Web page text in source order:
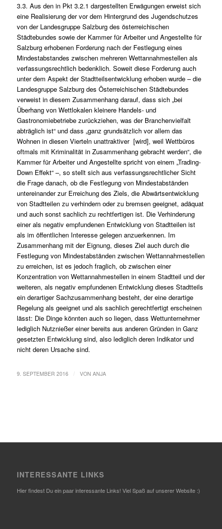
3.3. Aus den in Pkt 3.2.1 dargestellten Erwägungen erweist sich
eine Realisierung der vor dem Hintergrund des Jugendschutzes
von der Landesgruppe Salzburg des österreichischen
Städtebundes sowie der Kammer für Arbeiter und Angestellte für
Salzburg erhobenen Forderung nach der Festlegung eines
Mindestabstandes zwischen mehreren Wettannahmestellen als
verfassungsrechtlich bedenklich. Soweit diese Forderung auch
unter dem Aspekt der Stadtteilsentwicklung erhoben wurde – die
Landesgruppe Salzburg des Österreichischen Städtebundes
verweist in diesem Zusammenhang darauf, dass sich „bei
Überhang von Wettlokalen kleinere Handels- und
Gastronomiebetriebe zurückziehen, was der Branchenvielfalt
abträglich ist“ und dass „ganz grundsätzlich vor allem das
Wohnen in diesen Vierteln unattraktiver [wird], weil Wettbüros
oftmals mit Kriminalität in Zusammenhang gebracht werden“, die
Kammer für Arbeiter und Angestellte spricht von einem „Trading-
Down Effekt“ –, so stellt sich aus verfassungsrechtlicher Sicht
die Frage danach, ob die Festlegung von Mindestabständen
untereinander zur Erreichung des Ziels, die Abwärtsentwicklung
von Stadtteilen zu verhindern oder zu bremsen geeignet, adäquat
und auch sonst sachlich zu rechtfertigen ist. Die Verhinderung
einer als negativ empfundenen Entwicklung von Stadtteilen ist
als im öffentlichen Interesse gelegen anzuerkennen. Im
Zusammenhang mit der Eignung, dieses Ziel auch durch die
Festlegung von Mindestabständen zwischen Wettannahmestellen
zu erreichen, ist es jedoch fraglich, ob zwischen einer
Konzentration von Wettannahmestellen in einem Stadtteil und der
weiteren, als negativ empfundenen Entwicklung dieses Stadtteils
ein derartiger Sachzusammenhang besteht, der eine derartige
Regelung als geeignet und als sachlich gerechtfertigt erscheinen
lässt: Die Dinge könnten auch so liegen, dass Wettunternehmer
lediglich Nutznießer einer bereits aus anderen Gründen in Ganz
gesetzten Entwicklung sind, also lediglich deren Indikator und
nicht deren Ursache sind.
9. SEPTEMBER 2016 VON ANJA
INTERESSANTE LINKS
Hier findest Du ein paar interessante Links! Viel Spaß auf unserer Website :)